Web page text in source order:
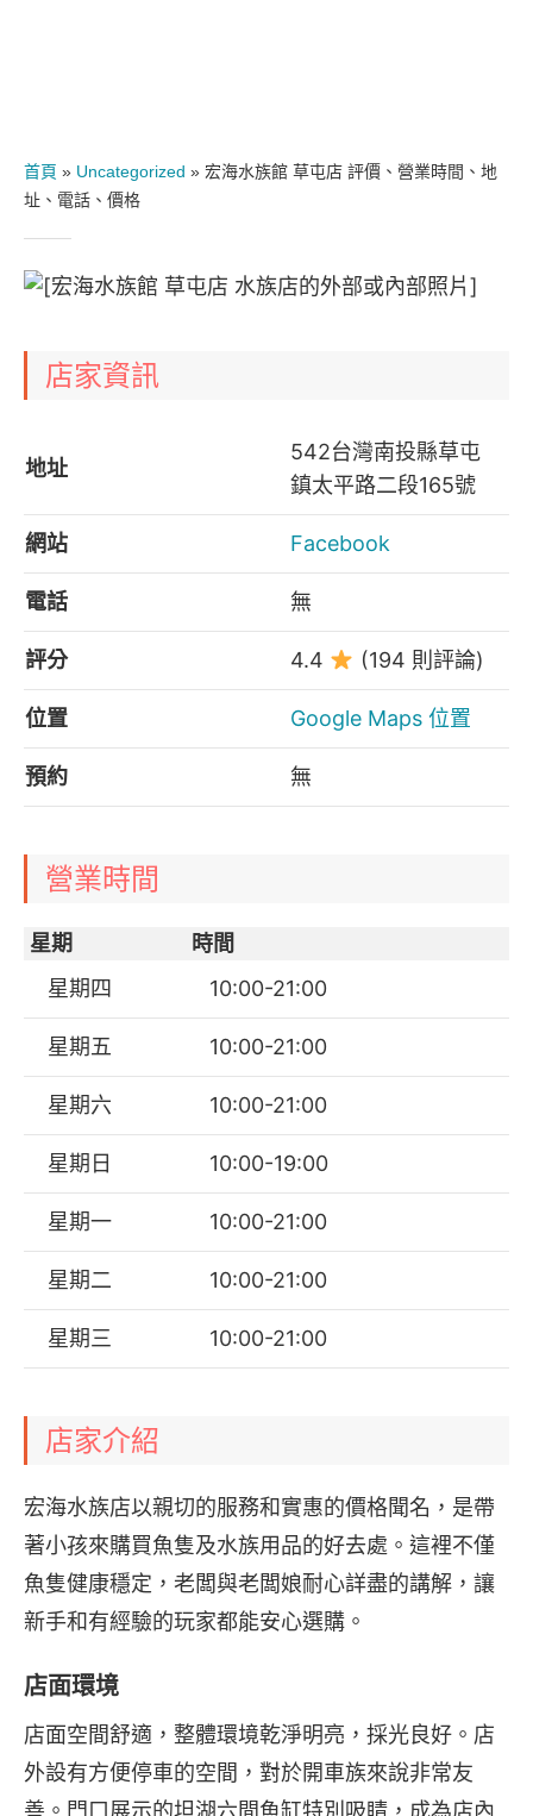
首頁 » Uncategorized » 宏海水族館 草屯店 評價、營業時間、地
址、電話、價格
店家資訊
地址
542台灣南投縣草屯
鎮太平路二段165號
網站 Facebook
電話 無
評分 4.4 (194 則評論)
位置 Google Maps 位置
預約 無
營業時間
星期
時間
星期四
10:00-21:00
星期五 10:00-21:00
星期六 10:00-21:00
星期日 10:00-19:00
星期一 10:00-21:00
星期二 10:00-21:00
星期三 10:00-21:00
店家介紹
宏海水族店以親切的服務和實惠的價格聞名，是帶
著小孩來購買魚隻及水族用品的好去處。這裡不僅
魚隻健康穩定，老闆與老闆娘耐心詳盡的講解，讓
新手和有經驗的玩家都能安心選購。
店面環境
店面空間舒適，整體環境乾淨明亮，採光良好。店
外設有方便停車的空間，對於開車族來說非常友
善。門口展示的坦湖六間魚缸特別吸睛，成為店內